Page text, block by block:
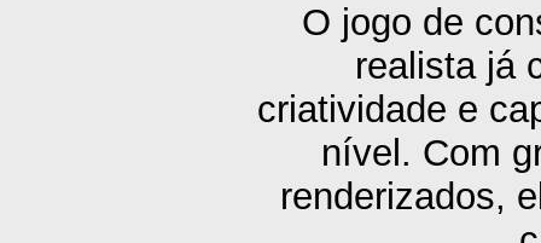
O jogo de
realista já
criatividade e
nível. Com
renderizados,